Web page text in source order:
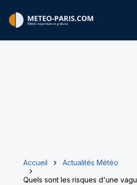
Accueil
Actualités Météo
Quels sont les risques d'une